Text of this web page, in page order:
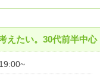
えたい。30代前半中心